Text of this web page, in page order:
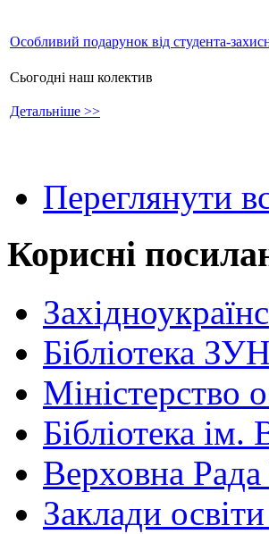
Особливий подарунок від студента-
Сьогодні наш колектив
Детальніше >>
Переглянути
Корисні
Бібліотека
Міністерство
Бібліотека
Верховна
Заклади